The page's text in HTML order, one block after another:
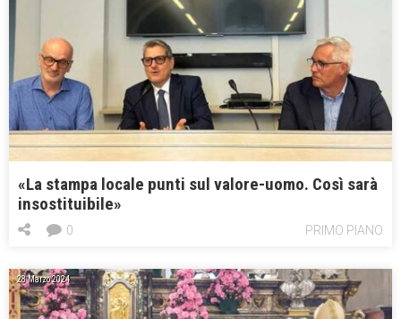
«La stampa locale punti sul valore-uomo. Così sarà
insostituibile»
PRIMO PIANO
0
28 Marzo 2024